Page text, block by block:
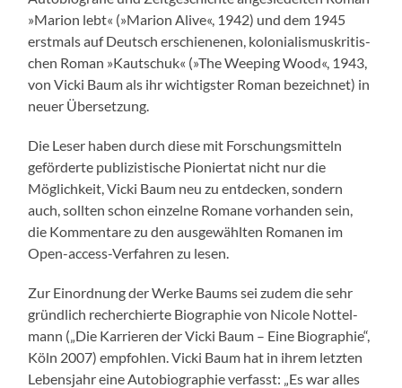
»Mar­i­on lebt« (»Mar­i­on Alive«, 1942) und dem 1945
erst­mals auf Deutsch erschiene­nen, kolo­nial­is­muskri­tis­
chen Roman »Kautschuk« (»The Weep­ing Wood«, 1943,
von Vic­ki Baum als ihr wichtig­ster Roman beze­ich­net) in
neuer Über­set­zung.
Die Leser haben durch diese mit Forschungsmit­teln
geförderte pub­lizis­tis­che Pio­nier­tat nicht nur die
Möglichkeit, Vic­ki Baum neu zu ent­deck­en, son­dern
auch, soll­ten schon einzelne Romane vorhan­den sein,
die Kom­mentare zu den aus­gewählten Roma­nen im
Open-access-Ver­fahren zu lesen.
Zur Einord­nung der Werke Baums sei zudem die sehr
gründlich recher­chierte Biogra­phie von Nicole Not­tel­
mann („Die Kar­ri­eren der Vic­ki Baum – Eine Biogra­phie“,
Köln 2007) emp­fohlen. Vic­ki Baum hat in ihrem let­zten
Leben­s­jahr eine Auto­bi­ogra­phie ver­fasst: „Es war alles